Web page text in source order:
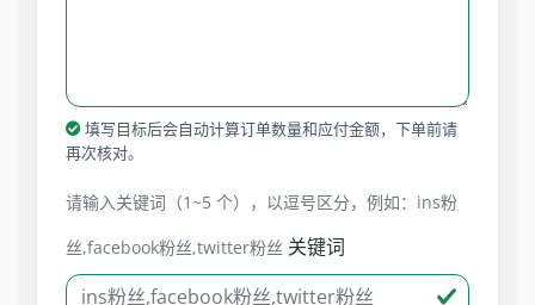
填写目标后会自动计算订单数量和应付金额，下单前请
再次核对。
请输入关键词（1~5 个），以逗号区分，例如：ins粉
丝,facebook粉丝,twitter粉丝 关键词